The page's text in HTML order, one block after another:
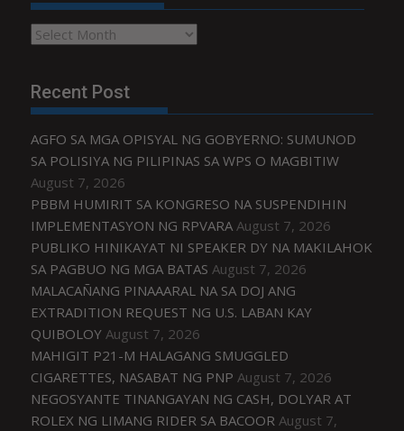
Archives
Recent Post
AGFO SA MGA OPISYAL NG GOBYERNO: SUMUNOD
SA POLISIYA NG PILIPINAS SA WPS O MAGBITIW
August 7, 2026
PBBM HUMIRIT SA KONGRESO NA SUSPENDIHIN
IMPLEMENTASYON NG RPVARA August 7, 2026
PUBLIKO HINIKAYAT NI SPEAKER DY NA MAKILAHOK
SA PAGBUO NG MGA BATAS August 7, 2026
MALACAÑANG PINAAARAL NA SA DOJ ANG
EXTRADITION REQUEST NG U.S. LABAN KAY
QUIBOLOY August 7, 2026
MAHIGIT P21-M HALAGANG SMUGGLED
CIGARETTES, NASABAT NG PNP August 7, 2026
NEGOSYANTE TINANGAYAN NG CASH, DOLYAR AT
ROLEX NG LIMANG RIDER SA BACOOR August 7,